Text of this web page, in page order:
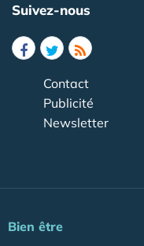
Suivez-nous
Contact
Publicité
Newsletter
Bien être